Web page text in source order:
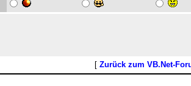
[ Zurück zum VB.Net-